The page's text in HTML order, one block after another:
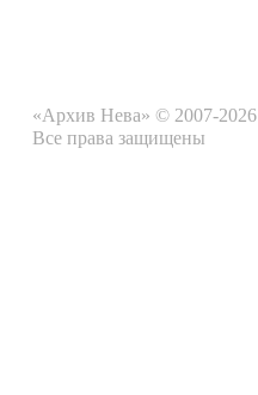
«Архив Нева» © 2007-2026
Все права защищены